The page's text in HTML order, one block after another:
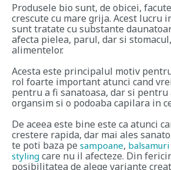
Produsele bio sunt, de obicei,
crescute cu mare grija. Acest lucru
sunt tratate cu substante
afecta pielea, parul, dar si
alimentelor.
Acesta este principalul motiv
rol foarte important atunci cand
pentru a fi sanatoasa, dar si pentru
organsim si o podoaba capilara in
De aceea este bine este ca atunci
crestere rapida, dar mai ales
te poti baza pe sampoane, balsamuri
styling care nu il afecteze. Din
posibilitatea de alege variante